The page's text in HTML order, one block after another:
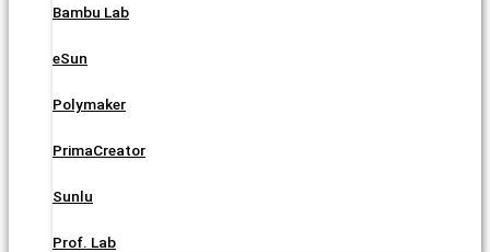
Bambu Lab
eSun
Polymaker
PrimaCreator
Sunlu
Prof. Lab